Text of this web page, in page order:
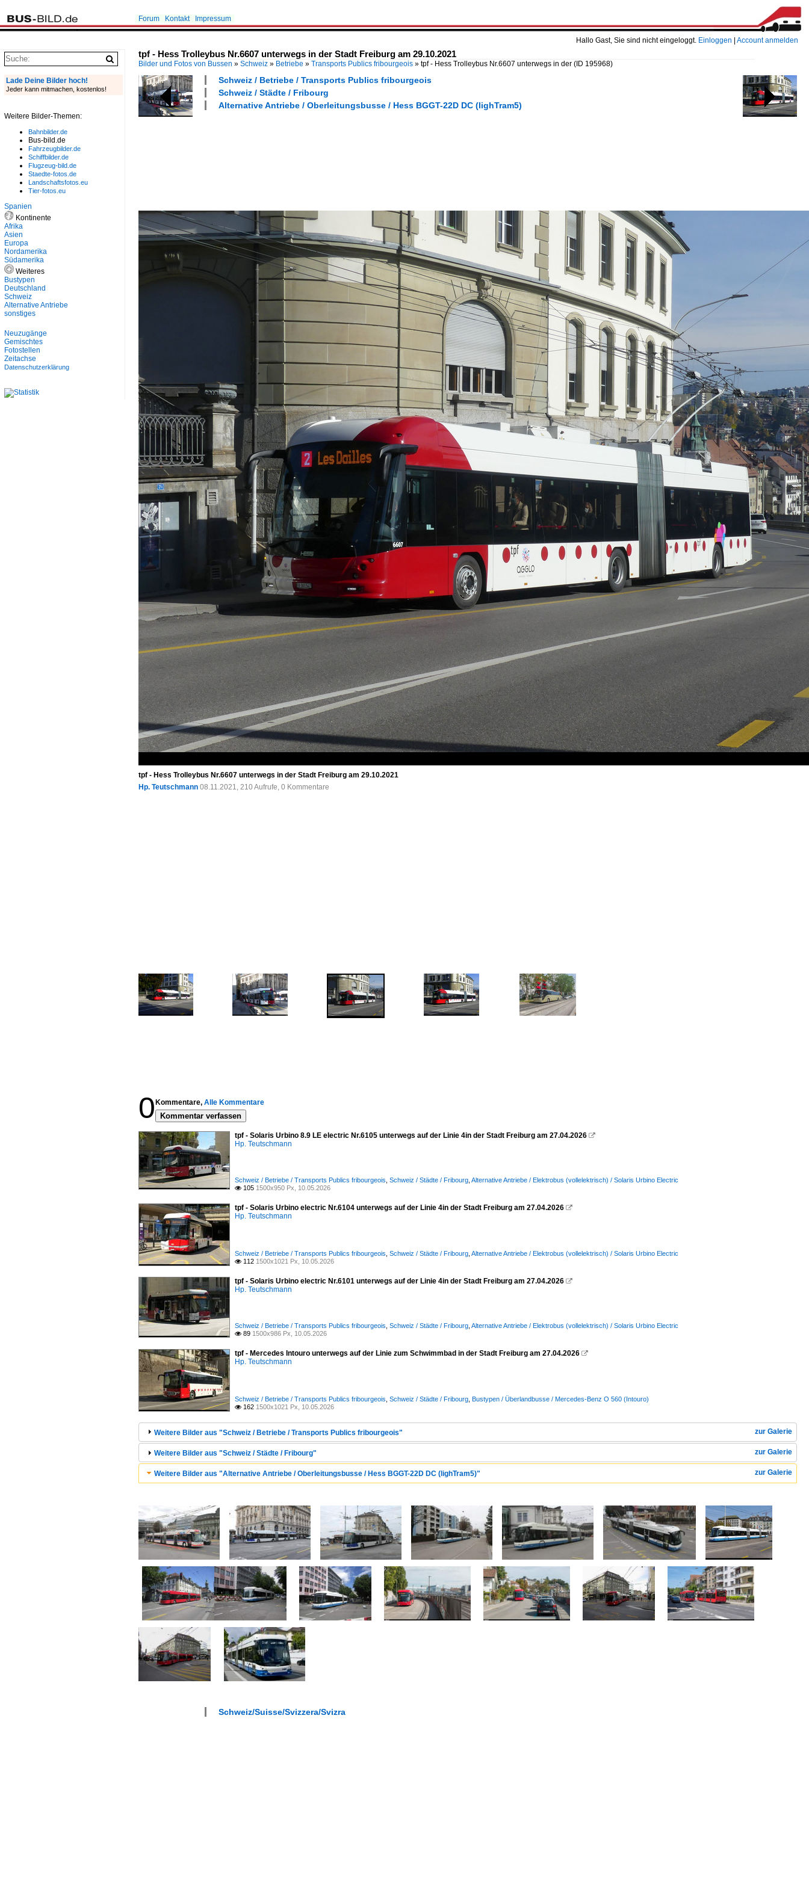
Hallo Gast, Sie sind nicht eingeloggt. Einloggen Account anmelden
Forum Kontakt Impressum
tpf - Hess Trolleybus Nr.6607 unterwegs in der Stadt Freiburg am 29.10.2021
Bilder und Fotos von Bussen » Schweiz » Betriebe » Transports Publics fribourgeois » tpf - Hess Trolleybus Nr.6607 unterwegs in der (ID 195968)
Schweiz / Betriebe / Transports Publics fribourgeois
Schweiz / Städte / Fribourg
Alternative Antriebe / Oberleitungsbusse / Hess BGGT-22D DC (lighTram5)
tpf - Hess Trolleybus Nr.6607 unterwegs in der Stadt Freiburg am 29.10.2021
Hp. Teutschmann 08.11.2021, 210 Aufrufe, 0 Kommentare
0 Kommentare, Alle Kommentare
Kommentar verfassen
tpf - Solaris Urbino 8.9 LE electric Nr.6105 unterwegs auf der Linie 4in der Stadt Freiburg am 27.04.2026 
Hp. Teutschmann
Schweiz / Betriebe / Transports Publics fribourgeois Schweiz / Städte / Fribourg Alternative Antriebe / Elektrobus (vollelektrisch) / Solaris Urbino Electric
 105 1500x950 Px, 10.05.2026
tpf - Solaris Urbino electric Nr.6104 unterwegs auf der Linie 4in der Stadt Freiburg am 27.04.2026 
Hp. Teutschmann
Schweiz / Betriebe / Transports Publics fribourgeois Schweiz / Städte / Fribourg Alternative Antriebe / Elektrobus (vollelektrisch) / Solaris Urbino Electric
 112 1500x1021 Px, 10.05.2026
tpf - Solaris Urbino electric Nr.6101 unterwegs auf der Linie 4in der Stadt Freiburg am 27.04.2026 
Hp. Teutschmann
Schweiz / Betriebe / Transports Publics fribourgeois Schweiz / Städte / Fribourg Alternative Antriebe / Elektrobus (vollelektrisch) / Solaris Urbino Electric
 89 1500x986 Px, 10.05.2026
tpf - Mercedes Intouro unterwegs auf der Linie zum Schwimmbad in der Stadt Freiburg am 27.04.2026 
Hp. Teutschmann
Schweiz / Betriebe / Transports Publics fribourgeois Schweiz / Städte / Fribourg Bustypen / Überlandbusse / Mercedes-Benz O 560 (Intouro)
 162 1500x1021 Px, 10.05.2026
zur Galerie
Weitere Bilder aus "Schweiz / Betriebe / Transports Publics fribourgeois"
zur Galerie
Weitere Bilder aus "Schweiz / Städte / Fribourg"
zur Galerie
Weitere Bilder aus "Alternative Antriebe / Oberleitungsbusse / Hess BGGT-22D DC (lighTram5)"
Schweiz/Suisse/Svizzera/Svizra
Lade Deine Bilder hoch!
Jeder kann mitmachen, kostenlos!
Weitere Bilder-Themen:
Bahnbilder.de
Bus-bild.de
Fahrzeugbilder.de
Schiffbilder.de
Flugzeug-bild.de
Staedte-fotos.de
Landschaftsfotos.eu
Tier-fotos.eu
Spanien
Kontinente
Afrika
Asien
Europa
Nordamerika
Südamerika
Weiteres
Bustypen
Deutschland
Schweiz
Alternative Antriebe
sonstiges
Neuzugänge
Gemischtes
Fotostellen
Zeitachse
Datenschutzerklärung